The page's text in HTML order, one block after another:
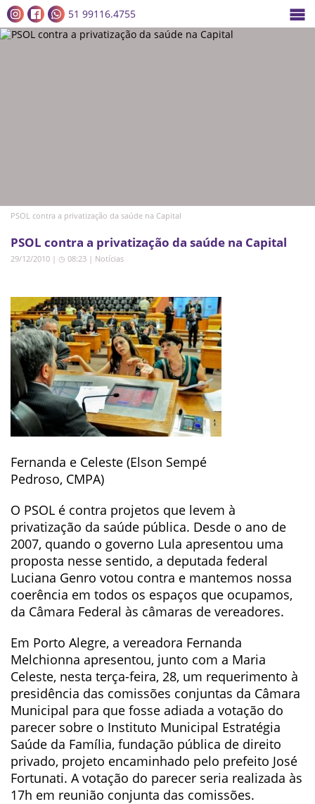
51 99116.4755
PSOL contra a privatização da saúde na Capital
PSOL contra a privatização da saúde na Capital
29/12/2010 | ◷ 08:23 | Notícias
Fernanda e Celeste (Elson Sempé
Pedroso, CMPA)
O PSOL é contra projetos que levem à
privatização da saúde pública. Desde o ano de
2007, quando o governo Lula apresentou uma
proposta nesse sentido, a deputada federal
Luciana Genro votou contra e mantemos nossa
coerência em todos os espaços que ocupamos,
da Câmara Federal às câmaras de vereadores.
Em Porto Alegre, a vereadora Fernanda
Melchionna apresentou, junto com a Maria
Celeste, nesta terça-feira, 28, um requerimento à
presidência das comissões conjuntas da Câmara
Municipal para que fosse adiada a votação do
parecer sobre o Instituto Municipal Estratégia
Saúde da Família, fundação pública de direito
privado, projeto encaminhado pelo prefeito José
Fortunati. A votação do parecer seria realizada às
17h em reunião conjunta das comissões.